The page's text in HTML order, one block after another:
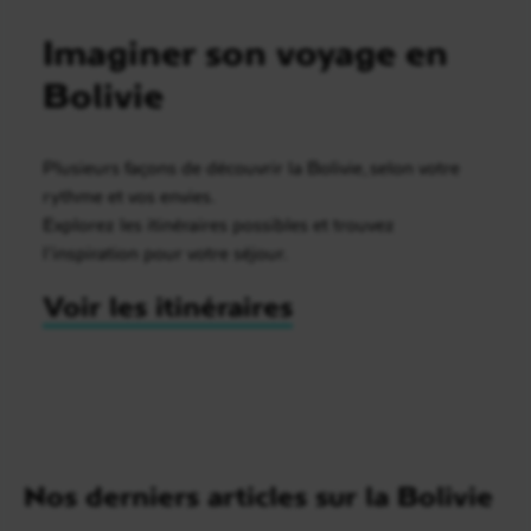
Imaginer son voyage en
Bolivie
Plusieurs façons de découvrir la Bolivie, selon votre
rythme et vos envies.
Explorez les itinéraires possibles et trouvez
l’inspiration pour votre séjour.
Voir les itinéraires
Nos derniers articles sur la Bolivie